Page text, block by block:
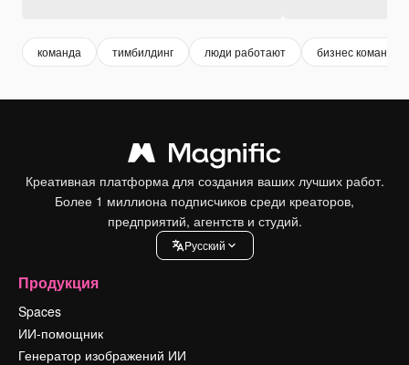
команда тимбилдинг люди работают бизнес команда
Креативная платформа для создания ваших лучших работ.
Более 1 миллиона подписчиков среди креаторов,
предприятий, агентств и студий.
Pусский
Продукция
Spaces
ИИ-помощник
Генератор изображений ИИ